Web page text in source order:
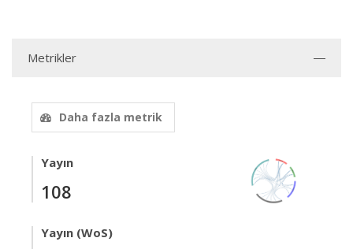
Metrikler
Daha fazla metrik
Yayın
108
Yayın (WoS)